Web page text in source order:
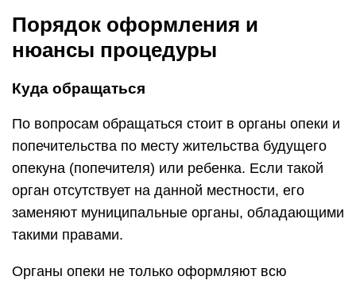
Порядок оформления и
нюансы процедуры
Куда обращаться
По вопросам обращаться стоит в органы опеки и
попечительства по месту жительства будущего
опекуна (попечителя) или ребенка. Если такой
орган отсутствует на данной местности, его
заменяют муниципальные органы, обладающими
такими правами.
Органы опеки не только оформляют всю